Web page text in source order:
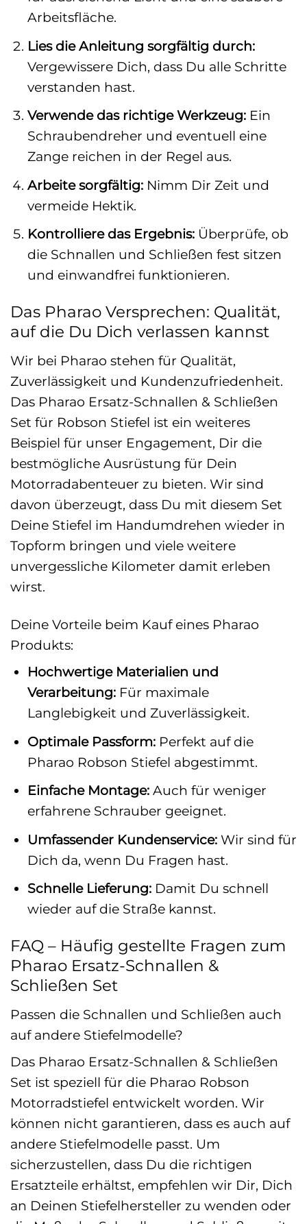
Arbeitsfläche.
Lies die Anleitung sorgfältig durch:
Vergewissere Dich, dass Du alle Schritte
verstanden hast.
Verwende das richtige Werkzeug:Ein
Schraubendreher und eventuell eine
Zange reichen in der Regel aus.
Arbeite sorgfältig:Nimm Dir Zeit und
vermeide Hektik.
Kontrolliere das Ergebnis:Überprüfe, ob
die Schnallen und Schließen fest sitzen
und einwandfrei funktionieren.
Das Pharao Versprechen: Qualität,
auf die Du Dich verlassen kannst
Wir bei Pharao stehen für Qualität,
Zuverlässigkeit und Kundenzufriedenheit.
Das Pharao Ersatz-Schnallen & Schließen
Set für Robson Stiefel ist ein weiteres
Beispiel für unser Engagement, Dir die
bestmögliche Ausrüstung für Dein
Motorradabenteuer zu bieten. Wir sind
davon überzeugt, dass Du mit diesem Set
Deine Stiefel im Handumdrehen wieder in
Topform bringen und viele weitere
unvergessliche Kilometer damit erleben
wirst.
Deine Vorteile beim Kauf eines Pharao
Produkts:
Hochwertige Materialien und
Verarbeitung:Für maximale
Langlebigkeit und Zuverlässigkeit.
Optimale Passform:Perfekt auf die
Pharao Robson Stiefel abgestimmt.
Einfache Montage:Auch für weniger
erfahrene Schrauber geeignet.
Umfassender Kundenservice:Wir sind für
Dich da, wenn Du Fragen hast.
Schnelle Lieferung:Damit Du schnell
wieder auf die Straße kannst.
FAQ – Häufig gestellte Fragen zum
Pharao Ersatz-Schnallen &
Schließen Set
Passen die Schnallen und Schließen auch
auf andere Stiefelmodelle?
Das Pharao Ersatz-Schnallen & Schließen
Set ist speziell für die Pharao Robson
Motorradstiefel entwickelt worden. Wir
können nicht garantieren, dass es auch auf
andere Stiefelmodelle passt. Um
sicherzustellen, dass Du die richtigen
Ersatzteile erhältst, empfehlen wir Dir, Dich
an Deinen Stiefelhersteller zu wenden oder